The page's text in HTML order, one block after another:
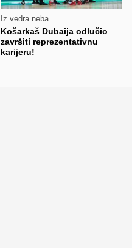
Iz vedra neba
Košarkaš Dubaija odlučio
završiti reprezentativnu
karijeru!